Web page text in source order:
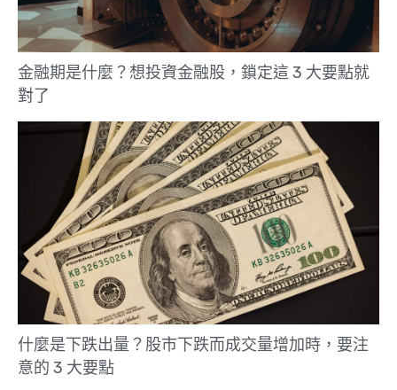
金融期是什麼？想投資金融股，鎖定這 3 大要點就
對了
什麼是下跌出量？股市下跌而成交量增加時，要注
意的 3 大要點